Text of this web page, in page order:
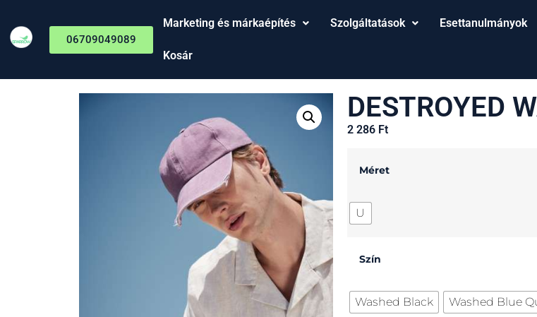
06709049089
Marketing és márkaépítés Szolgáltatások Esettanulmányok
Kosár
DESTROYED
2 286 Ft
Méret
U
Szín
Washed Black Washed Blue